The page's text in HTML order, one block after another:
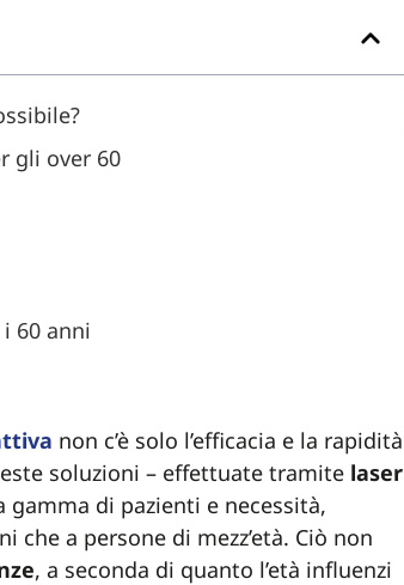
gli over 60
60 anni
non c’è solo l’efficacia e la rapidità
soluzioni – effettuate tramite laser
gamma di pazienti e necessità,
a persone di mezz’età. Ciò non
, a seconda di quanto l’età influenzi